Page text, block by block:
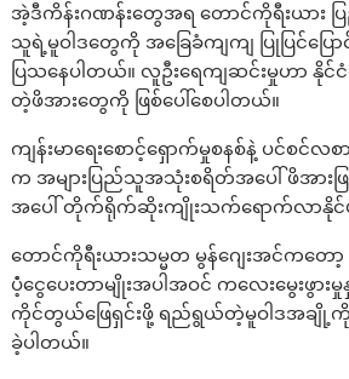
အဲ့ဒီကိန်းဂဏန်းတွေအရ တောင်ကိုရီးယား ပြ
သူရဲ့မူဝါဒတွေကို အခြေခံကျကျ ပြုပြင်ပြ
ပြသနေပါတယ်။ လူဦးရေကျဆင်းမှုဟာ နို
တဲ့ဖိအားတွေကို ဖြစ်ပေါ်စေပါတယ်။
ကျန်းမာရေးစောင့်ရှောက်မှုစနစ်နဲ့ ပင်စင်
က အများပြည်သူအသုံးစရိတ်အပေါ် ဖိအားဖြ
အပေါ် တိုက်ရိုက်ဆိုးကျိုးသက်ရောက်လာနိုင်
တောင်ကိုရီးယားသမ္မတ မွန်ဂျေးအင်ကတ
ပံံ့ငွေပေးတာမျိုးအပါအဝင် ကလေးမွေးဖွား
ကိုင်တွယ်ဖြေရှင်းဖို့ ရည်ရွယ်တဲ့မူဝါဒအခ
ခဲ့ပါတယ်။